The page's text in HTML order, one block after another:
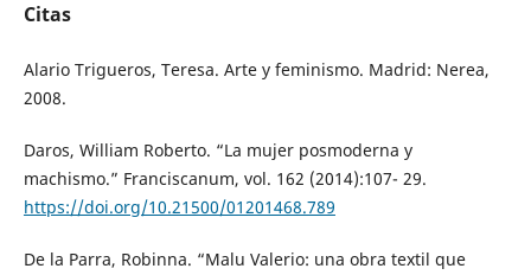
Citas
Alario Trigueros, Teresa. Arte y feminismo. Madrid: Nerea,
2008.
Daros, William Roberto. “La mujer posmoderna y
machismo.” Franciscanum, vol. 162 (2014):107- 29.
https://doi.org/10.21500/01201468.789
De la Parra, Robinna. “Malu Valerio: una obra textil que